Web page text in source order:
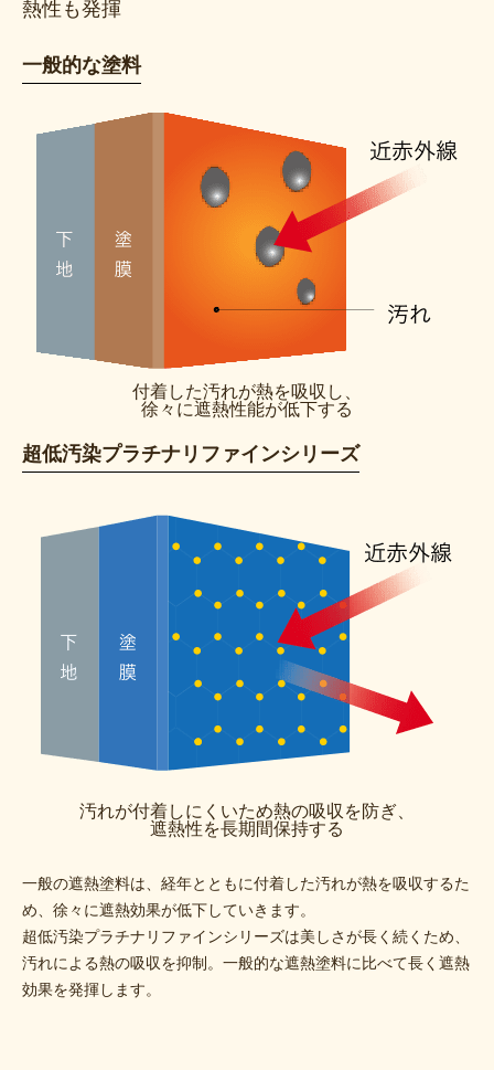
熱性も発揮
一般的な塗料
付着した汚れが熱を吸収し、
徐々に遮熱性能が低下する
超低汚染プラチナリファインシリーズ
汚れが付着しにくいため熱の吸収を防ぎ、
遮熱性を長期間保持する
一般の遮熱塗料は、経年とともに付着した汚れが熱を吸収するた
め、徐々に遮熱効果が低下していきます。
超低汚染プラチナリファインシリーズは美しさが長く続くため、
汚れによる熱の吸収を抑制。一般的な遮熱塗料に比べて長く遮熱
効果を発揮します。